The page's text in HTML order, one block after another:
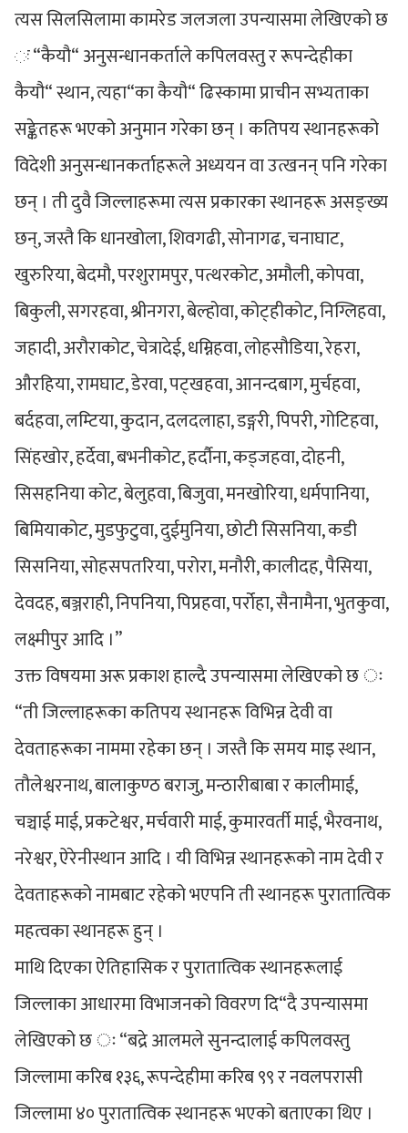
त्यस सिलसिलामा कामरेड जलजला उपन्यासमा लेखिएको छ
ः “कैयौ“ अनुसन्धानकर्ताले कपिलवस्तु र रूपन्देहीका
कैयौ“ स्थान, त्यहा“का कैयौ“ ढिस्कामा प्राचीन सभ्यताका
सङ्केतहरू भएको अनुमान गरेका छन् । कतिपय स्थानहरूको
विदेशी अनुसन्धानकर्ताहरूले अध्ययन वा उत्खनन् पनि गरेका
छन् । ती दुवै जिल्लाहरूमा त्यस प्रकारका स्थानहरू असङ्ख्य
छन्, जस्तै कि धानखोला, शिवगढी, सोनागढ, चनाघाट,
खुरुरिया, बेदमौ, परशुरामपुर, पत्थरकोट, अमौली, कोपवा,
बिकुली, सगरहवा, श्रीनगरा, बेल्होवा, कोट्हीकोट, निग्लिहवा,
जहादी, अरौराकोट, चेत्रादेई, धम्निहवा, लोहसौडिया, रेहरा,
औरहिया, रामघाट, डेरवा, पट्खहवा, आनन्दबाग, मुर्चहवा,
बर्दहवा, लम्टिया, कुदान, दलदलाहा, डङ्गरी, पिपरी, गोटिहवा,
सिंहखोर, हर्देवा, बभनीकोट, हर्दौना, कड्जहवा, दोहनी,
सिसहनिया कोट, बेलुहवा, बिजुवा, मनखोरिया, धर्मपानिया,
बिमियाकोट, मुडफुटुवा, दुईमुनिया, छोटी सिसनिया, कडी
सिसनिया, सोहसपतरिया, परोरा, मनौरी, कालीदह, पैसिया,
देवदह, बञ्जराही, निपनिया, पिप्रहवा, पर्रोहा, सैनामैना, भुतकुवा,
लक्ष्मीपुर आदि ।”
उक्त विषयमा अरू प्रकाश हाल्दै उपन्यासमा लेखिएको छ ः
“ती जिल्लाहरूका कतिपय स्थानहरू विभिन्न देवी वा
देवताहरूका नाममा रहेका छन् । जस्तै कि समय माइ स्थान,
तौलेश्वरनाथ, बालाकुण्ठ बराजु, मन्ठारीबाबा र कालीमाई,
चञ्चाई माई, प्रकटेश्वर, मर्चवारी माई, कुमारवर्ती माई, भैरवनाथ,
नरेश्वर, ऐरेनीस्थान आदि । यी विभिन्न स्थानहरूको नाम देवी र
देवताहरूको नामबाट रहेको भएपनि ती स्थानहरू पुरातात्विक
महत्वका स्थानहरू हुन् ।
माथि दिएका ऐतिहासिक र पुरातात्विक स्थानहरूलाई
जिल्लाका आधारमा विभाजनको विवरण दि“दै उपन्यासमा
लेखिएको छ ः “बद्रे आलमले सुनन्दालाई कपिलवस्तु
जिल्लामा करिब १३६, रूपन्देहीमा करिब ९९ र नवलपरासी
जिल्लामा ४० पुरातात्विक स्थानहरू भएको बताएका थिए ।